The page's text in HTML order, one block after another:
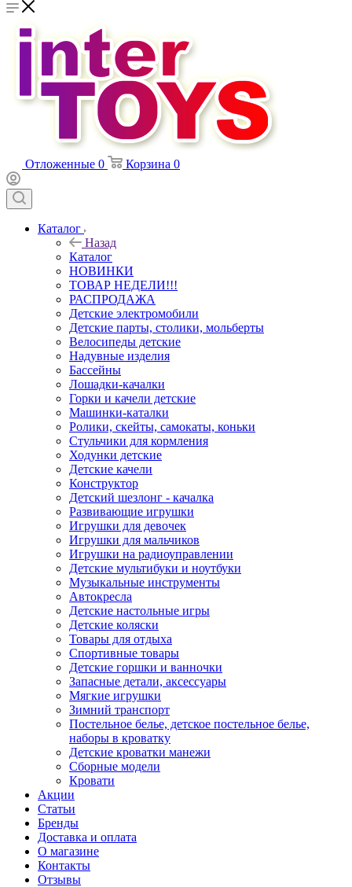
Отложенные 0 Корзина 0
Каталог
Назад
Каталог
НОВИНКИ
ТОВАР НЕДЕЛИ!!!
РАСПРОДАЖА
Детские электромобили
Детские парты, столики, мольберты
Велосипеды детские
Надувные изделия
Бассейны
Лошадки-качалки
Горки и качели детские
Машинки-каталки
Ролики, скейты, самокаты, коньки
Стульчики для кормления
Ходунки детские
Детские качели
Конструктор
Детский шезлонг - качалка
Развивающие игрушки
Игрушки для девочек
Игрушки для мальчиков
Игрушки на радиоуправлении
Детские мультибуки и ноутбуки
Музыкальные инструменты
Автокресла
Детские настольные игры
Детские коляски
Товары для отдыха
Спортивные товары
Детские горшки и ванночки
Запасные детали, аксессуары
Мягкие игрушки
Зимний транспорт
Постельное белье, детское постельное белье,
наборы в кроватку
Детские кроватки манежи
Сборные модели
Кровати
Акции
Статьи
Бренды
Доставка и оплата
О магазине
Контакты
Отзывы